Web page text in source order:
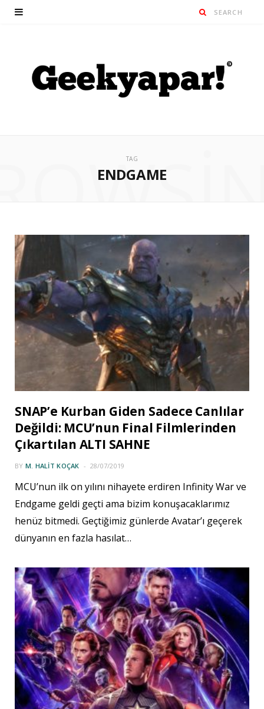
TAG
ENDGAME
SNAP’e Kurban Giden Sadece Canlılar
Değildi: MCU’nun Final Filmlerinden
Çıkartılan ALTI SAHNE
BY M. HALIT KOÇAK 28/07/2019
MCU’nun ilk on yılını nihayete erdiren Infinity War ve
Endgame geldi geçti ama bizim konuşacaklarımız
henüz bitmedi. Geçtiğimiz günlerde Avatar’ı geçerek
dünyanın en fazla hasılat…